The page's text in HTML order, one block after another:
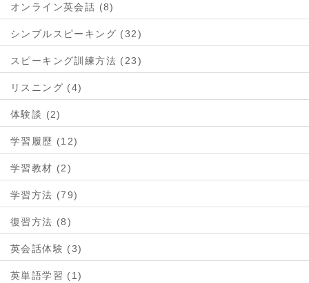
オンライン英会話 (8)
シンプルスピーキング (32)
スピーキング訓練方法 (23)
リスニング (4)
体験談 (2)
学習履歴 (12)
学習教材 (2)
学習方法 (79)
復習方法 (8)
英会話体験 (3)
英単語学習 (1)